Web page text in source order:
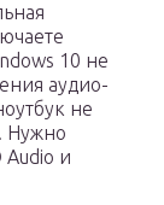
10 не
аудио-
не
Нужно
и